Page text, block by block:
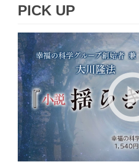
PICK UP